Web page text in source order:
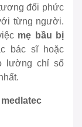
đối phức
từng người.
mẹ bầu bị
bác sĩ hoặc
lường chỉ số